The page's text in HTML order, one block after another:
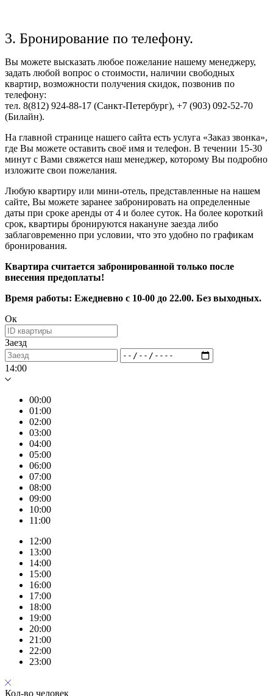
3. Бронирование по телефону.
Вы можете высказать любое пожелание нашему менеджеру,
задать любой вопрос о стоимости, наличии свободных
квартир, возможности получения скидок, позвонив по
телефону:
тел. 8(812) 924-88-17 (Санкт-Петербург), +7 (903) 092-52-70
(Билайн).
На главной странице нашего сайта есть услуга «Заказ звонка»,
где Вы можете оставить своё имя и телефон. В течении 15-30
минут с Вами свяжется наш менеджер, которому Вы подробно
изложите свои пожелания.
Любую квартиру или мини-отель, представленные на нашем
сайте, Вы можете заранее забронировать на определенные
даты при сроке аренды от 4 и более суток. На более короткий
срок, квартиры бронируются накануне заезда либо
заблаговременно при условии, что это удобно по графикам
бронирования.
Квартира считается забронированной только после
внесения предоплаты!
Время работы: Ежедневно с 10-00 до 22.00. Без выходных.
Ок
Заезд
14:00
00:00
01:00
02:00
03:00
04:00
05:00
06:00
07:00
08:00
09:00
10:00
11:00
12:00
13:00
14:00
15:00
16:00
17:00
18:00
19:00
20:00
21:00
22:00
23:00
Кол-во человек